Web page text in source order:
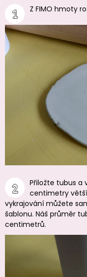
Z FIMO hmoty
Přiložte tubus a
centimetry
vykrajování můžete
šablonu. Náš průměr
centimetrů.